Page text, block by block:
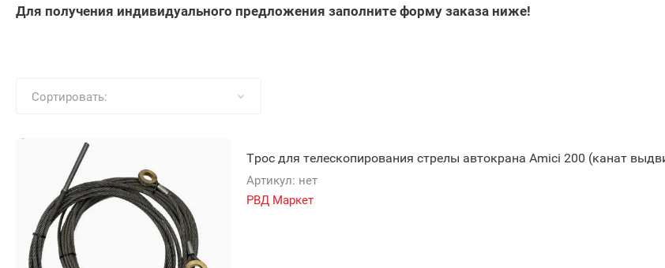
Для получения индивидуального предложения заполните форму заказа ниже!
Сортировать:
Трос для телескопирования стрелы автокрана Amici 200 (канат
Артикул: нет
РВД Маркет